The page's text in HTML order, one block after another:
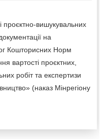
проєктно-вишукувальних
на
Кошторисних Норм
вартості проєктних,
робіт та експертизи
(наказ Мінрегіону